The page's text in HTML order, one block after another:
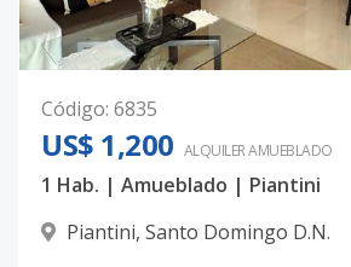
Código: 6835
US$ 1,200 ALQUILERAMUEBLADO
1 Hab. | Amueblado | Piantini
Piantini, Santo Domingo D.N.